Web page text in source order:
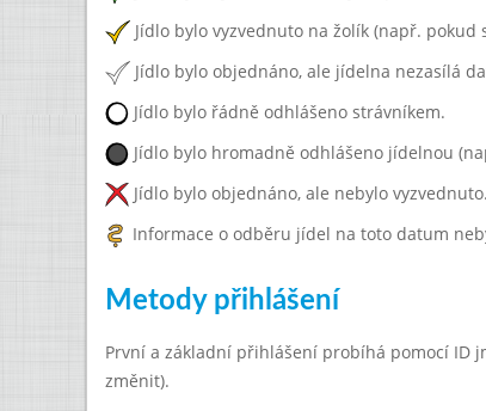
Jídlo bylo vyzvednuto na žolík (např. pokud
Jídlo bylo objednáno, ale jídelna nezasílá
Jídlo bylo řádně odhlášeno strávníkem.
Jídlo bylo hromadně odhlášeno jídelnou
Jídlo bylo objednáno, ale nebylo vyzvednuto.
Informace o odběru jídel na toto datum
Metody přihlášení
První a základní přihlášení probíhá pomocí ID
změnit).